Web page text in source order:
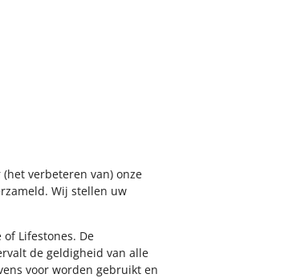
verbeteren van) onze
Wij stellen uw
Lifestones. De
de geldigheid van alle
voor worden gebruikt en